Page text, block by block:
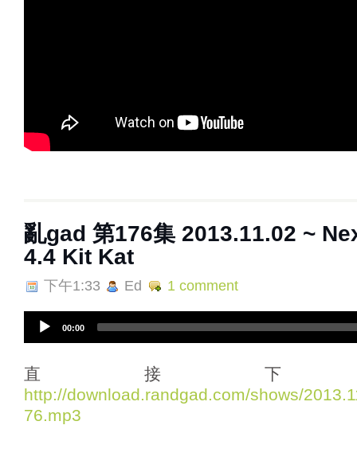
亂gad 第176集 2013.11.02 ~
4.4 Kit Kat
下午1:33 Ed 1 comment
i
o
P
l
00:00
直接
http://download.randgad.com/shows/
76.mp3